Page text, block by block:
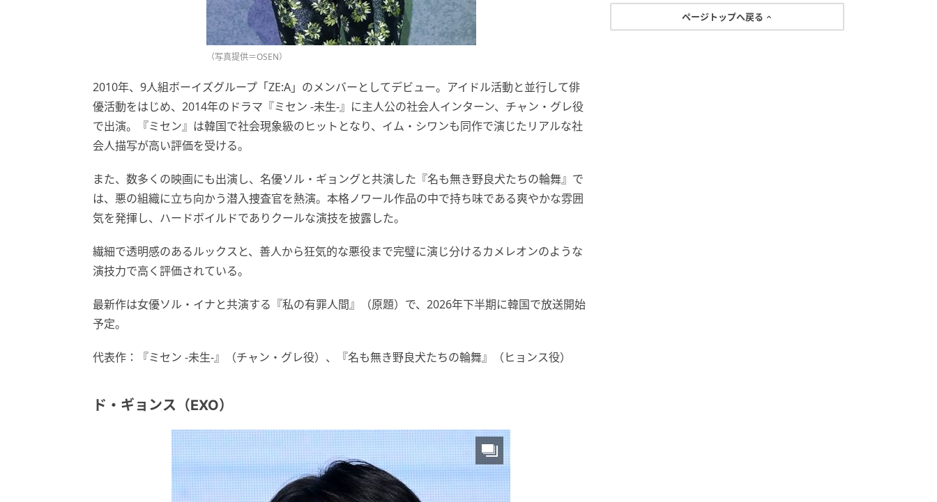
（写真提供＝OSEN）
2010年、9人組ボーイズグループ「ZE:A」のメンバーとしてデビュー。アイドル活動と並行して俳
優活動をはじめ、2014年のドラマ『ミセン -未生-』に主人公の社会人インターン、チャン・グレ役
で出演。『ミセン』は韓国で社会現象級のヒットとなり、イム・シワンも同作で演じたリアルな社
会人描写が高い評価を受ける。
また、数多くの映画にも出演し、名優ソル・ギョングと共演した『名も無き野良犬たちの輪舞』で
は、悪の組織に立ち向かう潜入捜査官を熱演。本格ノワール作品の中で持ち味である爽やかな雰囲
気を発揮し、ハードボイルドでありクールな演技を披露した。
繊細で透明感のあるルックスと、善人から狂気的な悪役まで完璧に演じ分けるカメレオンのような
演技力で高く評価されている。
最新作は女優ソル・イナと共演する『私の有罪人間』（原題）で、2026年下半期に韓国で放送開始
予定。
代表作：『ミセン -未生-』（チャン・グレ役）、『名も無き野良犬たちの輪舞』（ヒョンス役）
ド・ギョンス（EXO）
ページトップへ戻る